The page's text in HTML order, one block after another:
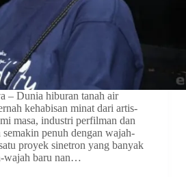
– Dunia hiburan tanah air
kehabisan minat dari artis-
masa, industri perfilman dan
penuh dengan wajah-
proyek sinetron yang banyak
wajah baru nan…